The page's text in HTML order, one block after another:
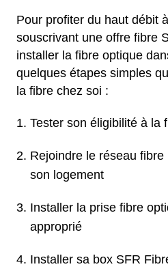
Pour profiter du haut débit
souscrivant une offre fibre
installer la fibre optique
quelques étapes simples
la fibre chez soi :
Tester son éligibilité à la
Rejoindre le réseau
son logement
Installer la prise fibre
approprié
Installer sa box SFR